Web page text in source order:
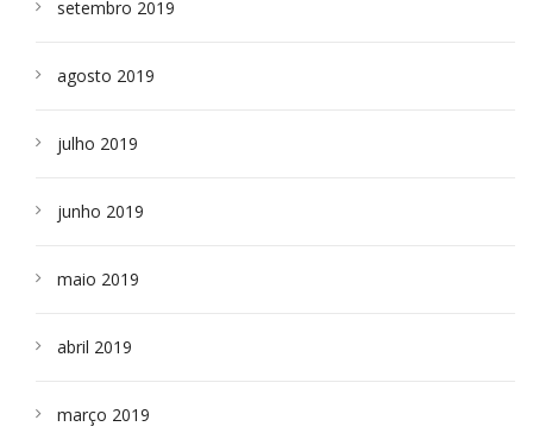
setembro 2019
agosto 2019
julho 2019
junho 2019
maio 2019
abril 2019
março 2019